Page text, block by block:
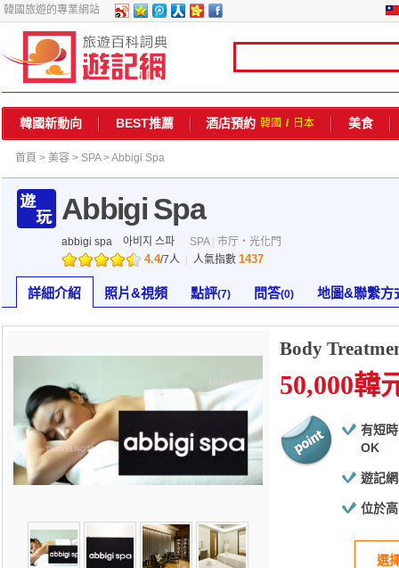
韓國旅遊的專業網站
韓國新動向 BEST推薦 酒店預約 韓國 / 日本 美食
首頁 > 美容 > SPA> Abbigi Spa
Abbigi Spa
abbigi spa 아비지 스파 SPA| 市厅・光化門
4.4/7人 人氣指數 1437
詳細介紹 照片&視頻 點評(7) 問答(0) 地圖&聯繫方
Body
50,000韓
有短
OK
遊記
位於
選